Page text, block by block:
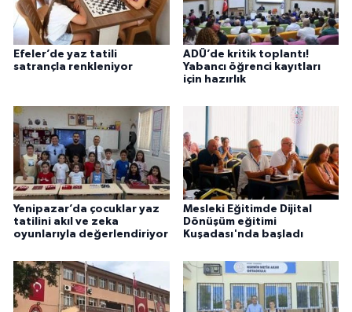
Efeler’de yaz tatili
satrançla renkleniyor
ADÜ’de kritik toplantı!
Yabancı öğrenci kayıtları
için hazırlık
Yenipazar’da çocuklar yaz
tatilini akıl ve zeka
oyunlarıyla değerlendiriyor
Mesleki Eğitimde Dijital
Dönüşüm eğitimi
Kuşadası'nda başladı